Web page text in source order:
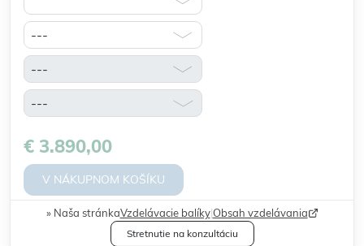
€ 3.890,00
V NÁKUPNOM KOŠÍKU
Naša stránkaVzdelávacie balíky|Obsah vzdelávania
Stretnutie na konzultáciu